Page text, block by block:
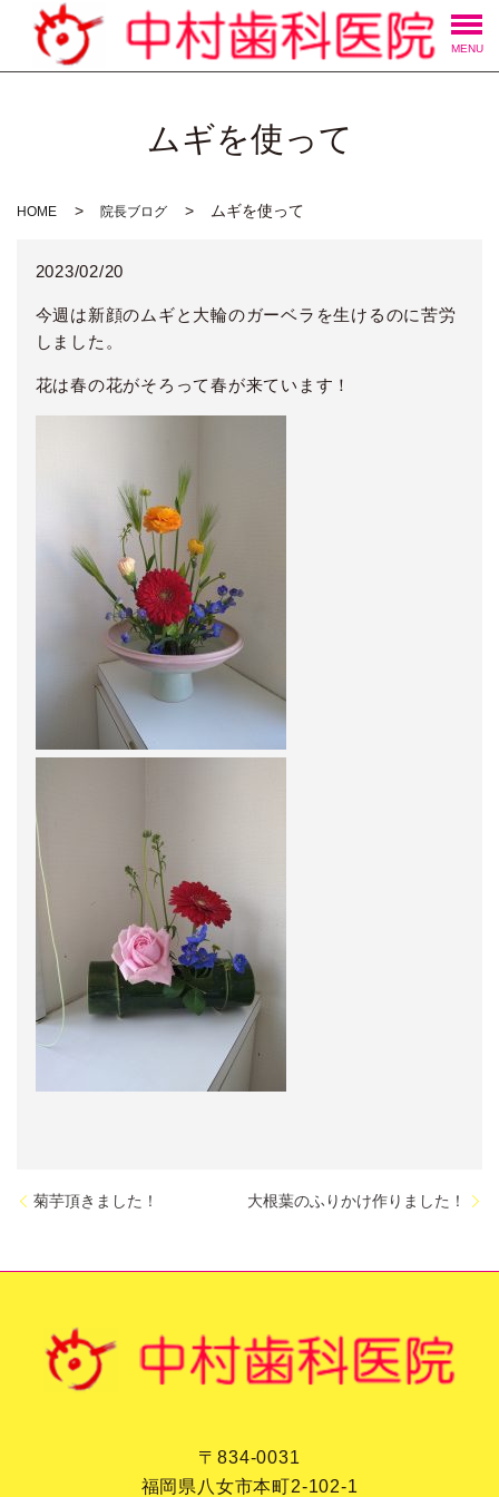
MENU
ムギを使って
HOME 院長ブログ ムギを使って
2023/02/20
今週は新顔のムギと大輪のガーベラを生けるのに苦労
しました。
花は春の花がそろって春が来ています！
菊芋頂きました！ 大根葉のふりかけ作りました！
〒834-0031
福岡県八女市本町2-102-1